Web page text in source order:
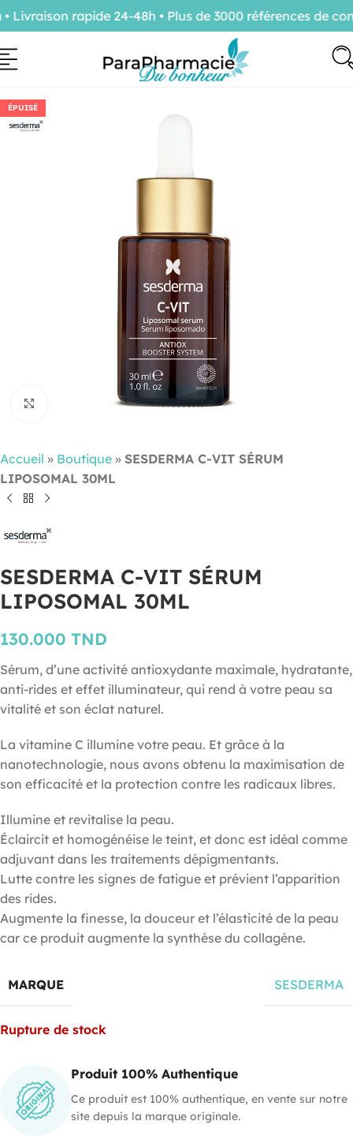
ÉPUISÉ
Cliquez pour agrandir
Accueil » Boutique » SESDERMA C-VIT SÉRUM
LIPOSOMAL 30ML
SESDERMA C-VIT SÉRUM
LIPOSOMAL 30ML
130.000 TND
Sérum, d’une activité antioxydante maximale, hydratante,
anti-rides et effet illuminateur, qui rend à votre peau sa
vitalité et son éclat naturel.
La vitamine C illumine votre peau. Et grâce à la
nanotechnologie, nous avons obtenu la maximisation de
son efficacité et la protection contre les radicaux libres.
Illumine et revitalise la peau.
Éclaircit et homogénéise le teint, et donc est idéal comme
adjuvant dans les traitements dépigmentants.
Lutte contre les signes de fatigue et prévient l’apparition
des rides.
Augmente la finesse, la douceur et l’élasticité de la peau
car ce produit augmente la synthèse du collagène.
MARQUE SESDERMA
Rupture de stock
Produit 100% Authentique
Ce produit est 100% authentique, en vente sur notre
site depuis la marque originale.
rapide 24-48h • Plus de 3000 références de